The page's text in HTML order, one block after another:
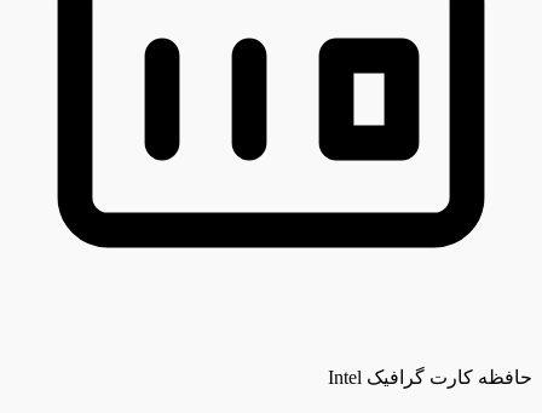
حافظه کارت گرافیک Intel